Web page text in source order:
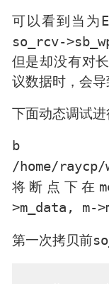
可以看到当为
so_rcv-
但是却没有对
议数据时，会导
下面动态调试
b
/home/
将断点下在
>m_data, m-
第一次拷贝前